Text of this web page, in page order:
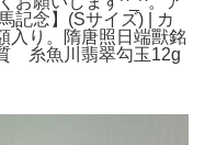
記念】(Sサイズ) | カ
入り。隋唐照日端獸銘
糸魚川翡翠勾玉12g